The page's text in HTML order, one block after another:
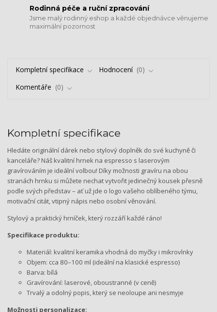
​​​​​​​Rodinná péče a ruční zpracování
Jsme malý rodinný eshop a každé objednávce věnujeme
maximální pozornost
Kompletní specifikace Hodnocení
0
Komentáře
0
Kompletní specifikace
Hledáte originální dárek nebo stylový doplněk do své kuchyně či
kanceláře? Náš kvalitní hrnek na espresso s laserovým
gravírováním je ideální volbou! Díky možnosti gravíru na obou
stranách hrnku si můžete nechat vytvořit jedinečný kousek přesně
podle svých představ – ať už jde o logo vašeho oblíbeného týmu,
motivační citát, vtipný nápis nebo osobní věnování.
Stylový a praktický hrníček, který rozzáří každé ráno!
Specifikace produktu:
Materiál: kvalitní keramika vhodná do myčky i mikrovlnky
Objem: cca 80–100 ml (ideální na klasické espresso)
Barva: bílá
Gravírování: laserové, oboustranné (v ceně)
Trvalý a odolný popis, který se neoloupe ani nesmyje
Možnosti personalizace: